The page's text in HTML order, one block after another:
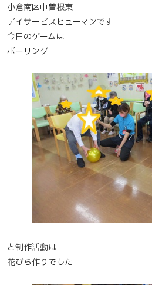
小倉南区中曽根東
デイサービスヒューマンです
今日のゲームは
ボーリング
と制作活動は
花びら作りでした